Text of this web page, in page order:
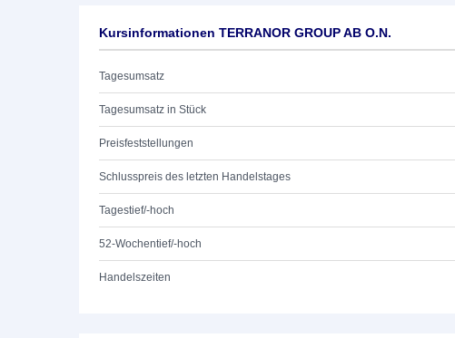
Kursinformationen TERRANOR GROUP AB O.N.
Tagesumsatz
Tagesumsatz in Stück
Preisfeststellungen
Schlusspreis des letzten Handelstages
Tagestief/-hoch
52-Wochentief/-hoch
Handelszeiten